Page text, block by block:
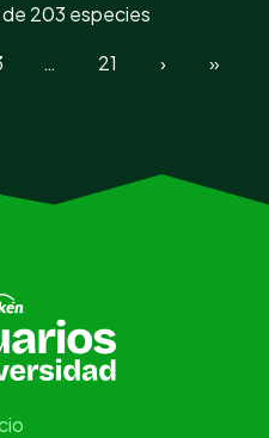
de 203 especies
… 21 › »